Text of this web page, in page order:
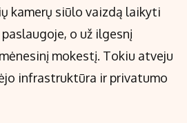
kamerų siūlo vaizdą laikyti
o už ilgesnį
mokestį. Tokiu atveju
infrastruktūra ir privatumo